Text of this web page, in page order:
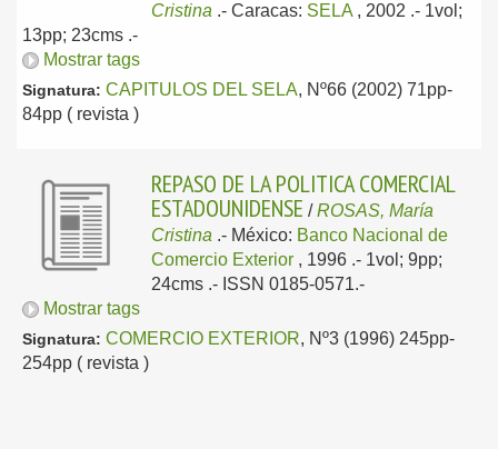
Cristina .- Caracas: SELA , 2002 .- 1vol;
13pp; 23cms .-
Mostrar tags
Signatura: CAPITULOS DEL SELA, Nº66 (2002) 71pp-
84pp ( revista )
REPASO DE LA POLITICA COMERCIAL
ESTADOUNIDENSE /ROSAS, María
Cristina .- México: Banco Nacional de
Comercio Exterior , 1996 .- 1vol; 9pp;
24cms .- ISSN 0185-0571.-
Mostrar tags
Signatura: COMERCIO EXTERIOR, Nº3 (1996) 245pp-
254pp ( revista )